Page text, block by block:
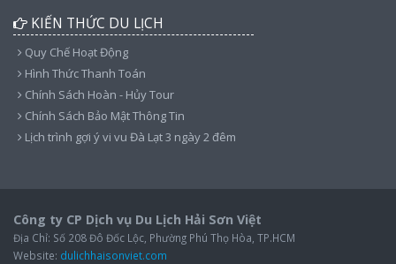
KIẾN THỨC DU LỊCH
Quy Chế Hoạt Động
Hình Thức Thanh Toán
Chính Sách Hoàn - Hủy Tour
Chính Sách Bảo Mật Thông Tin
Lịch trình gợi ý vi vu Đà Lạt 3 ngày 2 đêm
Công ty CP Dịch vụ Du Lịch Hải Sơn Việt
Địa Chỉ: Số 208 Đô Đốc Lộc, Phường Phú Thọ Hòa, TP.HCM
Website: dulichhaisonviet.com